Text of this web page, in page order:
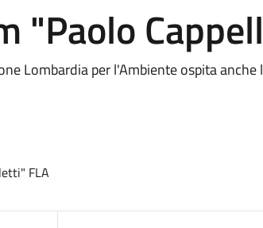
"Paolo
Lombardia per l'Ambiente ospita anche